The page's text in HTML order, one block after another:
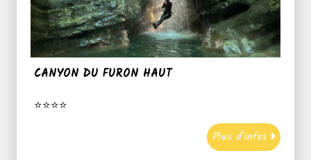
CANYON DU FURON HAUT
⭐⭐⭐⭐
Plus d'infos